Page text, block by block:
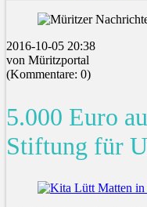
2016-10-05 20:38
von Müritzportal
(Kommentare: 0)
5.000 Euro
Stiftung für